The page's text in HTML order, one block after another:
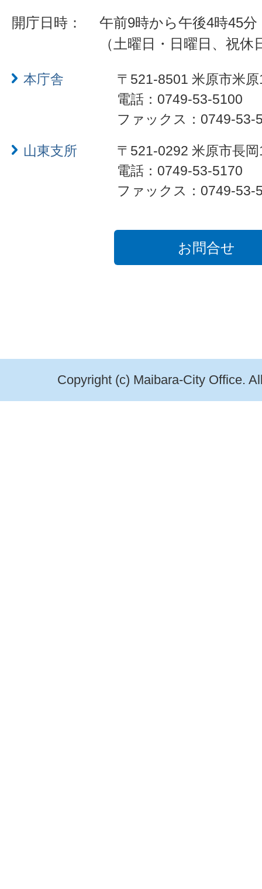
開庁日時：
午前9時から午後4時45分
（土曜日・日曜日、祝
本庁舎
〒521-8501 米原市米
電話：0749-53-5100
ファックス：0749-53-
山東支所
〒521-0292 米原市長
電話：0749-53-5170
ファックス：0749-53-
お問合せ
Copyright (c) Maibara-City Office.